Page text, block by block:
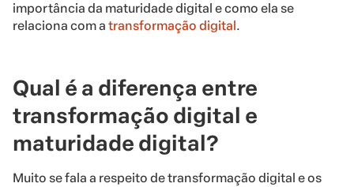
importância da maturidade digital e como ela se
relaciona com a transformação digital .
Qual é a diferença entre
transformação digital e
maturidade digital?
Muito se fala a respeito de transformação digital e os